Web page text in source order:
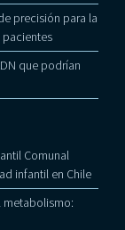
precisión para la
que podrían
Comunal
infantil en Chile
metabolismo: